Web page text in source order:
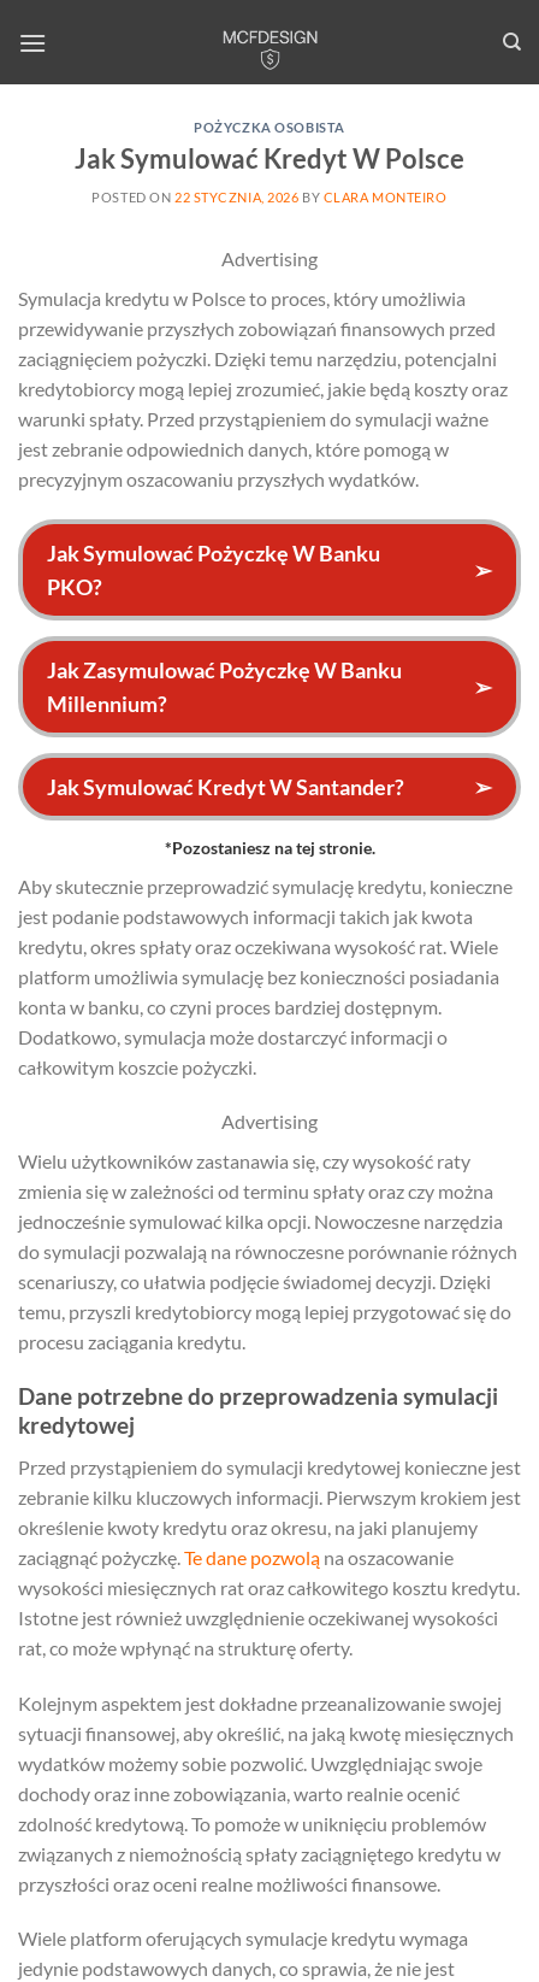
POŻYCZKA OSOBISTA
Jak Symulować Kredyt W Polsce
POSTED ON 22 STYCZNIA, 2026 BY CLARA MONTEIRO
Advertising
Symulacja kredytu w Polsce to proces, który umożliwia
przewidywanie przyszłych zobowiązań finansowych przed
zaciągnięciem pożyczki. Dzięki temu narzędziu, potencjalni
kredytobiorcy mogą lepiej zrozumieć, jakie będą koszty oraz
warunki spłaty. Przed przystąpieniem do symulacji ważne
jest zebranie odpowiednich danych, które pomogą w
precyzyjnym oszacowaniu przyszłych wydatków.
Jak Symulować Pożyczkę W Banku
PKO?
➢
Jak Zasymulować Pożyczkę W Banku
Millennium?
➢
Jak Symulować Kredyt W Santander? ➢
*Pozostaniesz na tej stronie.
Aby skutecznie przeprowadzić symulację kredytu, konieczne
jest podanie podstawowych informacji takich jak kwota
kredytu, okres spłaty oraz oczekiwana wysokość rat. Wiele
platform umożliwia symulację bez konieczności posiadania
konta w banku, co czyni proces bardziej dostępnym.
Dodatkowo, symulacja może dostarczyć informacji o
całkowitym koszcie pożyczki.
Advertising
Wielu użytkowników zastanawia się, czy wysokość raty
zmienia się w zależności od terminu spłaty oraz czy można
jednocześnie symulować kilka opcji. Nowoczesne narzędzia
do symulacji pozwalają na równoczesne porównanie różnych
scenariuszy, co ułatwia podjęcie świadomej decyzji. Dzięki
temu, przyszli kredytobiorcy mogą lepiej przygotować się do
procesu zaciągania kredytu.
Dane potrzebne do przeprowadzenia symulacji
kredytowej
Przed przystąpieniem do symulacji kredytowej konieczne jest
zebranie kilku kluczowych informacji. Pierwszym krokiem jest
określenie kwoty kredytu oraz okresu, na jaki planujemy
zaciągnąć pożyczkę. Te dane pozwolą na oszacowanie
wysokości miesięcznych rat oraz całkowitego kosztu kredytu.
Istotne jest również uwzględnienie oczekiwanej wysokości
rat, co może wpłynąć na strukturę oferty.
Kolejnym aspektem jest dokładne przeanalizowanie swojej
sytuacji finansowej, aby określić, na jaką kwotę miesięcznych
wydatków możemy sobie pozwolić. Uwzględniając swoje
dochody oraz inne zobowiązania, warto realnie ocenić
zdolność kredytową. To pomoże w uniknięciu problemów
związanych z niemożnością spłaty zaciągniętego kredytu w
przyszłości oraz oceni realne możliwości finansowe.
Wiele platform oferujących symulacje kredytu wymaga
jedynie podstawowych danych, co sprawia, że nie jest